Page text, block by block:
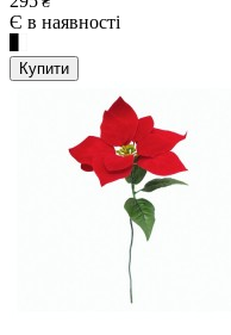
Є в наявності
Купити